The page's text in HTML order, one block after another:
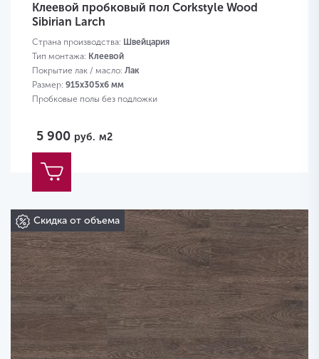
Клеевой пробковый пол Corkstyle Wood
Sibirian Larch
Страна производства: Швейцария
Тип монтажа: Клеевой
Покрытие лак / масло: Лак
Размер: 915х305х6 мм
Пробковые полы без подложки
5 900 руб. м2
Скидка от объема